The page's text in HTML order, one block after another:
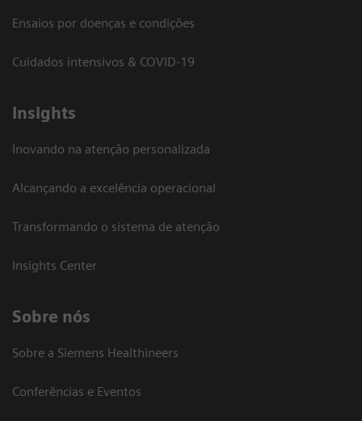
Ensaios por doenças e condições
Cuidados intensivos & COVID-19
Insights
Inovando na atenção personalizada
Alcançando a excelência operacional
Transformando o sistema de atenção
Insights Center
Sobre nós
Sobre a Siemens Healthineers
Conferências e Eventos